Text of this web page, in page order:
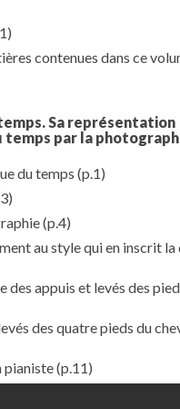
contenues dans ce
Sa représentation
temps par la
du temps (p.1)
(p.4)
au style qui en inscrit la
appuis et levés des
des quatre pieds du
pianiste(p.11)